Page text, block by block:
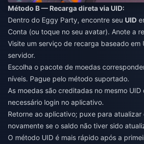
Método B — Recarga direta via UID:
Dentro do Eggy Party, encontre seu UID
Conta (ou toque no seu avatar). Anote a
Visite um serviço de recarga baseado em
servidor.
Escolha o pacote de moedas
níveis. Pague pelo método suportado.
As moedas são creditadas no mesmo
necessário login no aplicativo.
Retorne ao aplicativo; puxe para
novamente se o saldo não tiver sido
O método UID é mais rápido após a